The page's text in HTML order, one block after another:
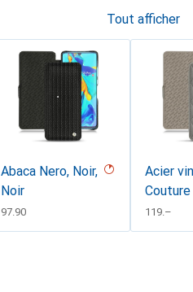
Tout afficher
Abaca Nero, Noir,
Noir
CHF
97.90
Acier
Couture
CHF
119.–